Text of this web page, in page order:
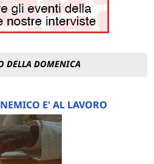
DELLA DOMENICA
E' AL LAVORO